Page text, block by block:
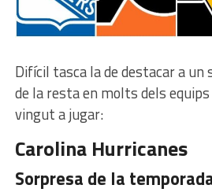
Difícil tasca la de destacar a un
de la resta en molts dels
vingut a jugar:
Carolina Hurricanes
Sorpresa de la